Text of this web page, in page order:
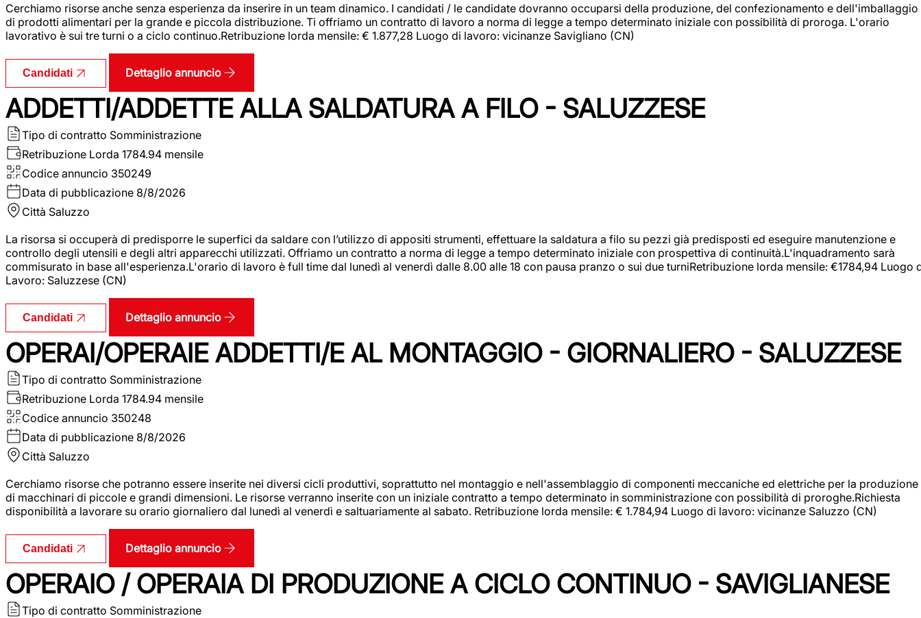
Cerchiamo risorse anche senza esperienza da inserire in un team dinamico. I candidati / le candidate dovranno occuparsi della produzione, del confezionamento e dell'imballaggio
di prodotti alimentari per la grande e piccola distribuzione. Ti offriamo un contratto di lavoro a norma di legge a tempo determinato iniziale con possibilità di proroga. L'orario
lavorativo è sui tre turni o a ciclo continuo.Retribuzione lorda mensile: € 1.877,28 Luogo di lavoro: vicinanze Savigliano (CN)
Candidati Dettaglio annuncio
ADDETTI/ADDETTE ALLA SALDATURA A FILO - SALUZZESE
Tipo di contratto Somministrazione
Retribuzione Lorda 1784.94 mensile
Codice annuncio 350249
Data di pubblicazione 8/8/2026
Città Saluzzo
La risorsa si occuperà di predisporre le superfici da saldare con l’utilizzo di appositi strumenti, effettuare la saldatura a filo su pezzi già predisposti ed eseguire manutenzione e
controllo degli utensili e degli altri apparecchi utilizzati. Offriamo un contratto a norma di legge a tempo determinato iniziale con prospettiva di continuità.L'inquadramento sarà
commisurato in base all'esperienza.L'orario di lavoro è full time dal lunedì al venerdì dalle 8.00 alle 18 con pausa pranzo o sui due turniRetribuzione lorda mensile: €1784,94 Luogo
Lavoro: Saluzzese (CN)
Candidati Dettaglio annuncio
OPERAI/OPERAIE ADDETTI/E AL MONTAGGIO - GIORNALIERO - SALUZZESE
Tipo di contratto Somministrazione
Retribuzione Lorda 1784.94 mensile
Codice annuncio 350248
Data di pubblicazione 8/8/2026
Città Saluzzo
Cerchiamo risorse che potranno essere inserite nei diversi cicli produttivi, soprattutto nel montaggio e nell'assemblaggio di componenti meccaniche ed elettriche per la produzione
di macchinari di piccole e grandi dimensioni. Le risorse verranno inserite con un iniziale contratto a tempo determinato in somministrazione con possibilità di proroghe.Richiesta
disponibilità a lavorare su orario giornaliero dal lunedì al venerdì e saltuariamente al sabato. Retribuzione lorda mensile: € 1.784,94 Luogo di lavoro: vicinanze Saluzzo (CN)
Candidati Dettaglio annuncio
OPERAIO / OPERAIA DI PRODUZIONE A CICLO CONTINUO - SAVIGLIANESE
Tipo di contratto Somministrazione